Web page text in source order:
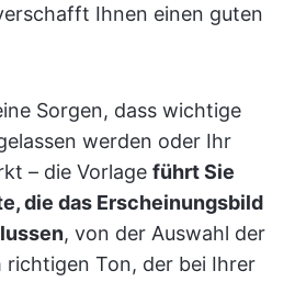
Ihnen einen guten
Sorgen, dass wichtige
werden oder Ihr
– die Vorlage führt Sie
die das Erscheinungsbild
, von der Auswahl der
richtigen Ton, der bei Ihrer